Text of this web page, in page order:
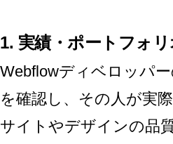
1. 実績・ポートフォ
Webflowディベロッパ
を確認し、その人が実
サイトやデザインの品